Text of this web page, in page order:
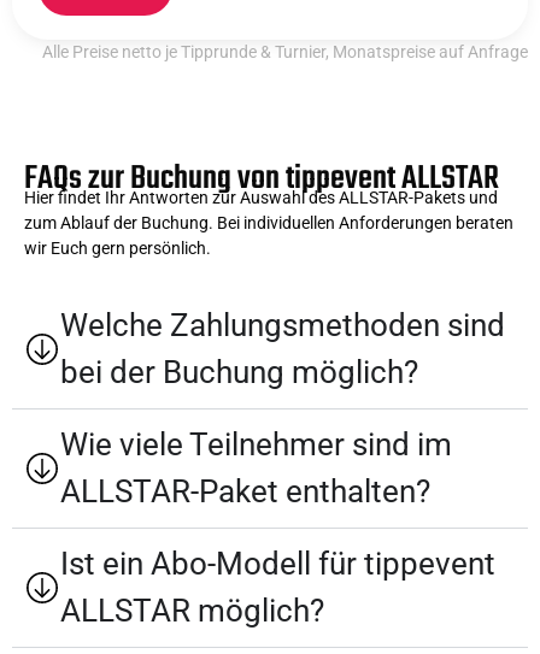
Alle Preise netto je Tipprunde & Turnier, Monatspreise auf Anfrage
FAQs zur Buchung von tippevent ALLSTAR
Hier findet Ihr Antworten zur Auswahl des ALLSTAR-Pakets und
zum Ablauf der Buchung. Bei individuellen Anforderungen beraten
wir Euch gern persönlich.
Welche Zahlungsmethoden sind
bei der Buchung möglich?
Wie viele Teilnehmer sind im
ALLSTAR-Paket enthalten?
Ist ein Abo-Modell für tippevent
ALLSTAR möglich?